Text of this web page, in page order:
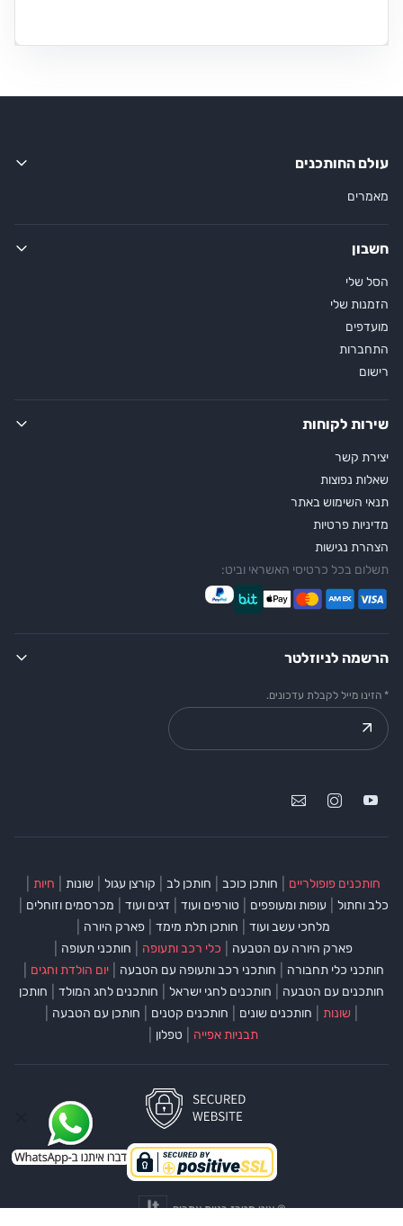
עולם החותכנים
מאמרים
חשבון
הסל שלי
הזמנות שלי
מועדפים
התחברות
רישום
שירות לקוחות
יצירת קשר
שאלות נפוצות
תנאי השימוש באתר
מדיניות פרטיות
הצהרת נגישות
תשלום בכל כרטיסי האשראי וביט:
הרשמה לניוזלטר
* הזינו מייל לקבלת עדכונים.
חותכנים פופולריים חותכן כוכב חותכן לב קורצן עגול שונות חיות
כלב וחתול עופות ומעופפים טורפים ועוד דגים ועוד מכרסמים וזוחלים
מלחכי עשב ועוד חותכן תלת מימד פארק היורה
פארק היורה עם הטבעה כלי רכב ותעופה חותכני תעופה
חותכני כלי תחבורה חותכני רכב ותעופה עם הטבעה יום הולדת וחגים
חותכנים עם הטבעה חותכנים לחגי ישראל חותכנים לחג המולד חותכן
שונות חותכנים שונים חותכנים קטנים חותכן עם הטבעה
תבניות אפייה טפלון
© איט מטרז בניית אתרים